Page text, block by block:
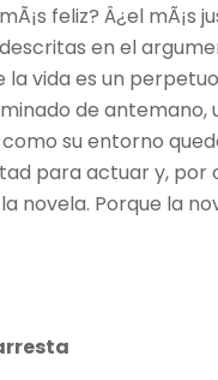
feliz? Â¿el mÃ¡s
en el
vida es un
de antemano,
su entorno
para actuar y, por
novela. Porque la